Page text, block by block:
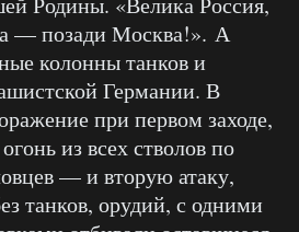
— позади Москва!». А
колонны танков и
Германии. В
при первом заходе,
из всех стволов по
— и вторую атаку,
танков, орудий, с одними